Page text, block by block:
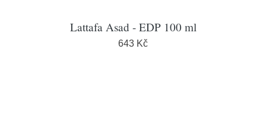
Lattafa Asad - EDP 100 ml
643 Kč